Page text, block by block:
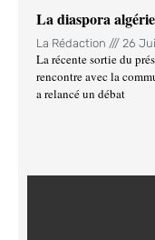
La diaspora
La Rédaction 26
La récente sortie du
rencontre avec la
a relancé un débat